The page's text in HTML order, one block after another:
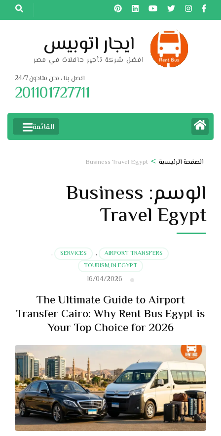
تخطى
إلى
ايجار اتوبيس
افضل شركة تأجير حافلات في مصر
اتصل بنا ، نحن متاحون 24/7
201101727711
القائمة
الصفحة الرئيسية >
Business Travel Egypt
الوسم: Business
Travel Egypt
AIRPORT TRANSFERS
,
SERVICES
,
TOURISM IN EGYPT
16/04/2026
The Ultimate Guide to Airport
Transfer Cairo: Why Rent Bus Egypt is
Your Top Choice for 2026